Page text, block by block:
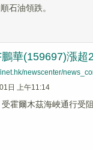
石油領跌。
華(159697)漲
newscenter/
日 上午11:14
霍爾木茲海峽通行受